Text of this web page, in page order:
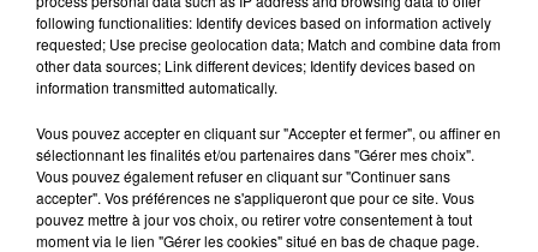
Podcasts
Kelly Massol, figure
emblématique de
l'entrepreneuriat féminin
following functionalities: Identify devices based on information actively
requested; Use precise geolocation data; Match and combine data from
other data sources; Link different devices; Identify devices based on
information transmitted automatically.
Vous pouvez accepter en cliquant sur "Accepter et fermer", ou affiner en
sélectionnant les finalités et/ou partenaires dans "Gérer mes choix".
Vous pouvez également refuser en cliquant sur "Continuer sans
accepter". Vos préférences ne s'appliqueront que pour ce site. Vous
pouvez mettre à jour vos choix, ou retirer votre consentement à tout
moment via le lien "Gérer les cookies" situé en bas de chaque page.